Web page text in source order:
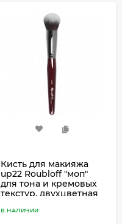
Кисть для макияжа
up22 Roubloff "моп"
для тона и кремовых
текстур, двухцветная
В НАЛИЧИИ